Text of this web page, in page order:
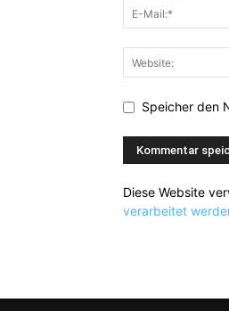
Speicher den
Diese Website
verarbeitet